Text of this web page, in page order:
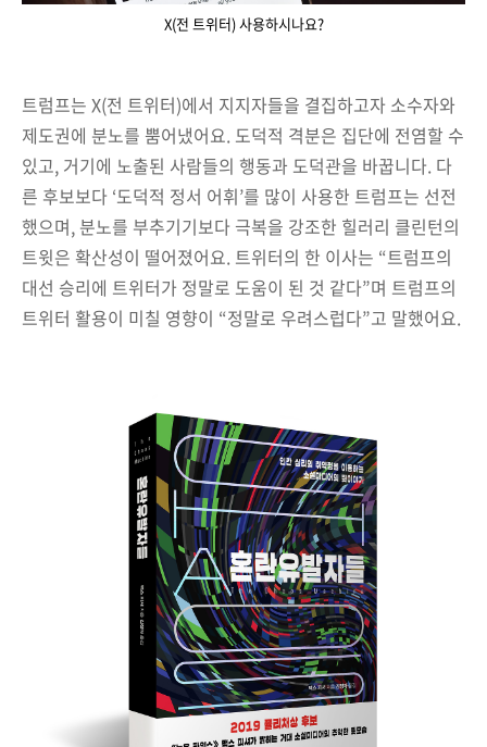
X(전 트위터) 사용하시나요?
트럼프는 X(전 트위터)에서 지지자들을 결집하고자 소수자와
제도권에 분노를 뿜어냈어요. 도덕적 격분은 집단에 전염할 수
있고, 거기에 노출된 사람들의 행동과 도덕관을 바꿉니다. 다
른 후보보다 ‘도덕적 정서 어휘’를 많이 사용한 트럼프는 선전
했으며, 분노를 부추기기보다 극복을 강조한 힐러리 클린턴의
트윗은 확산성이 떨어졌어요. 트위터의 한 이사는 “트럼프의
대선 승리에 트위터가 정말로 도움이 된 것 같다”며 트럼프의
트위터 활용이 미칠 영향이 “정말로 우려스럽다”고 말했어요.